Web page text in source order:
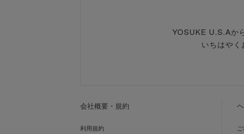
YOSUKE U.S.Aか
いちはやく
会社概要・規約
利用規約